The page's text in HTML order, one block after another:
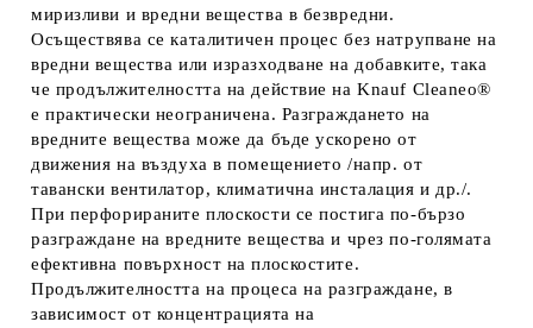
миризливи и вредни вещества в безвредни.
Осъществява се каталитичен процес без натрупване на
вредни вещества или изразходване на добавките, така
че продължителността на действие на Knauf Cleaneo®
е практически неограничена. Разграждането на
вредните вещества може да бъде ускорено от
движения на въздуха в помещението /напр. от
тавански вентилатор, климатична инсталация и др./.
При перфорираните плоскости се постига по-бързо
разграждане на вредните вещества и чрез по-голямата
ефективна повърхност на плоскостите.
Продължителността на процеса на разграждане, в
зависимост от концентрацията на